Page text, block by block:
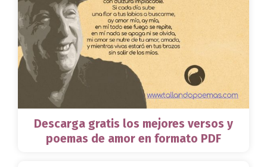
Descarga gratis los mejores versos y
poemas de amor en formato PDF